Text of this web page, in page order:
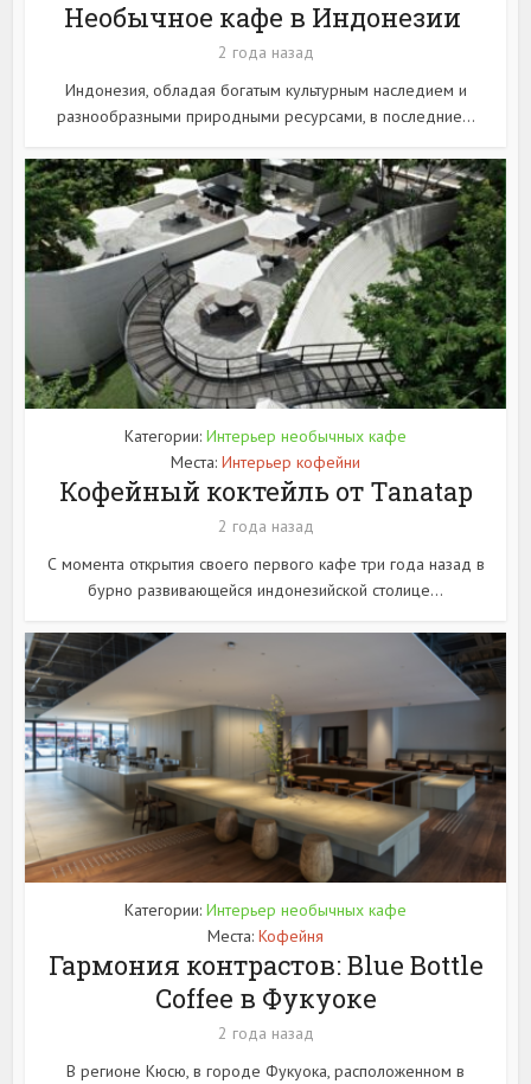
Необычное кафе в Индонезии
2 года назад
Индонезия, обладая богатым культурным наследием и
разнообразными природными ресурсами, в последние...
Категории: Интерьер необычных кафе
Места: Интерьер кофейни
Кофейный коктейль от Tanatap
2 года назад
С момента открытия своего первого кафе три года назад в
бурно развивающейся индонезийской столице...
Категории: Интерьер необычных кафе
Места: Кофейня
Гармония контрастов: Blue Bottle
Coffee в Фукуоке
2 года назад
В регионе Кюсю, в городе Фукуока, расположенном в